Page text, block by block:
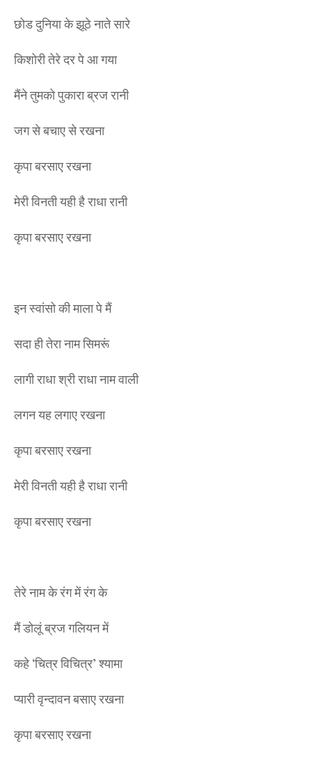
छोड दुनिया के झूठे नाते सारे
किशोरी तेरे दर पे आ गया
मैंने तुमको पुकारा ब्रज रानी
जग से बचाए से रखना
कृपा बरसाए रखना
मेरी विनती यही है राधा रानी
कृपा बरसाए रखना
इन स्वांसो की माला पे मैं
सदा ही तेरा नाम सिमरूं
लागी राधा श्री राधा नाम वाली
लगन यह लगाए रखना
कृपा बरसाए रखना
मेरी विनती यही है राधा रानी
कृपा बरसाए रखना
तेरे नाम के रंग में रंग के
मैं डोलूं ब्रज गलियन में
कहे ‘चित्र विचित्र’ श्यामा
प्यारी वृन्दावन बसाए रखना
कृपा बरसाए रखना